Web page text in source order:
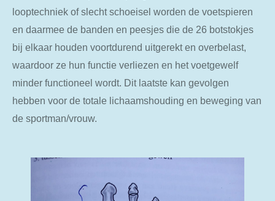
looptechniek of slecht schoeisel worden de voetspieren
en daarmee de banden en peesjes die de 26 botstokjes
bij elkaar houden voortdurend uitgerekt en overbelast,
waardoor ze hun functie verliezen en het voetgewelf
minder functioneel wordt. Dit laatste kan gevolgen
hebben voor de totale lichaamshouding en beweging van
de sportman/vrouw.